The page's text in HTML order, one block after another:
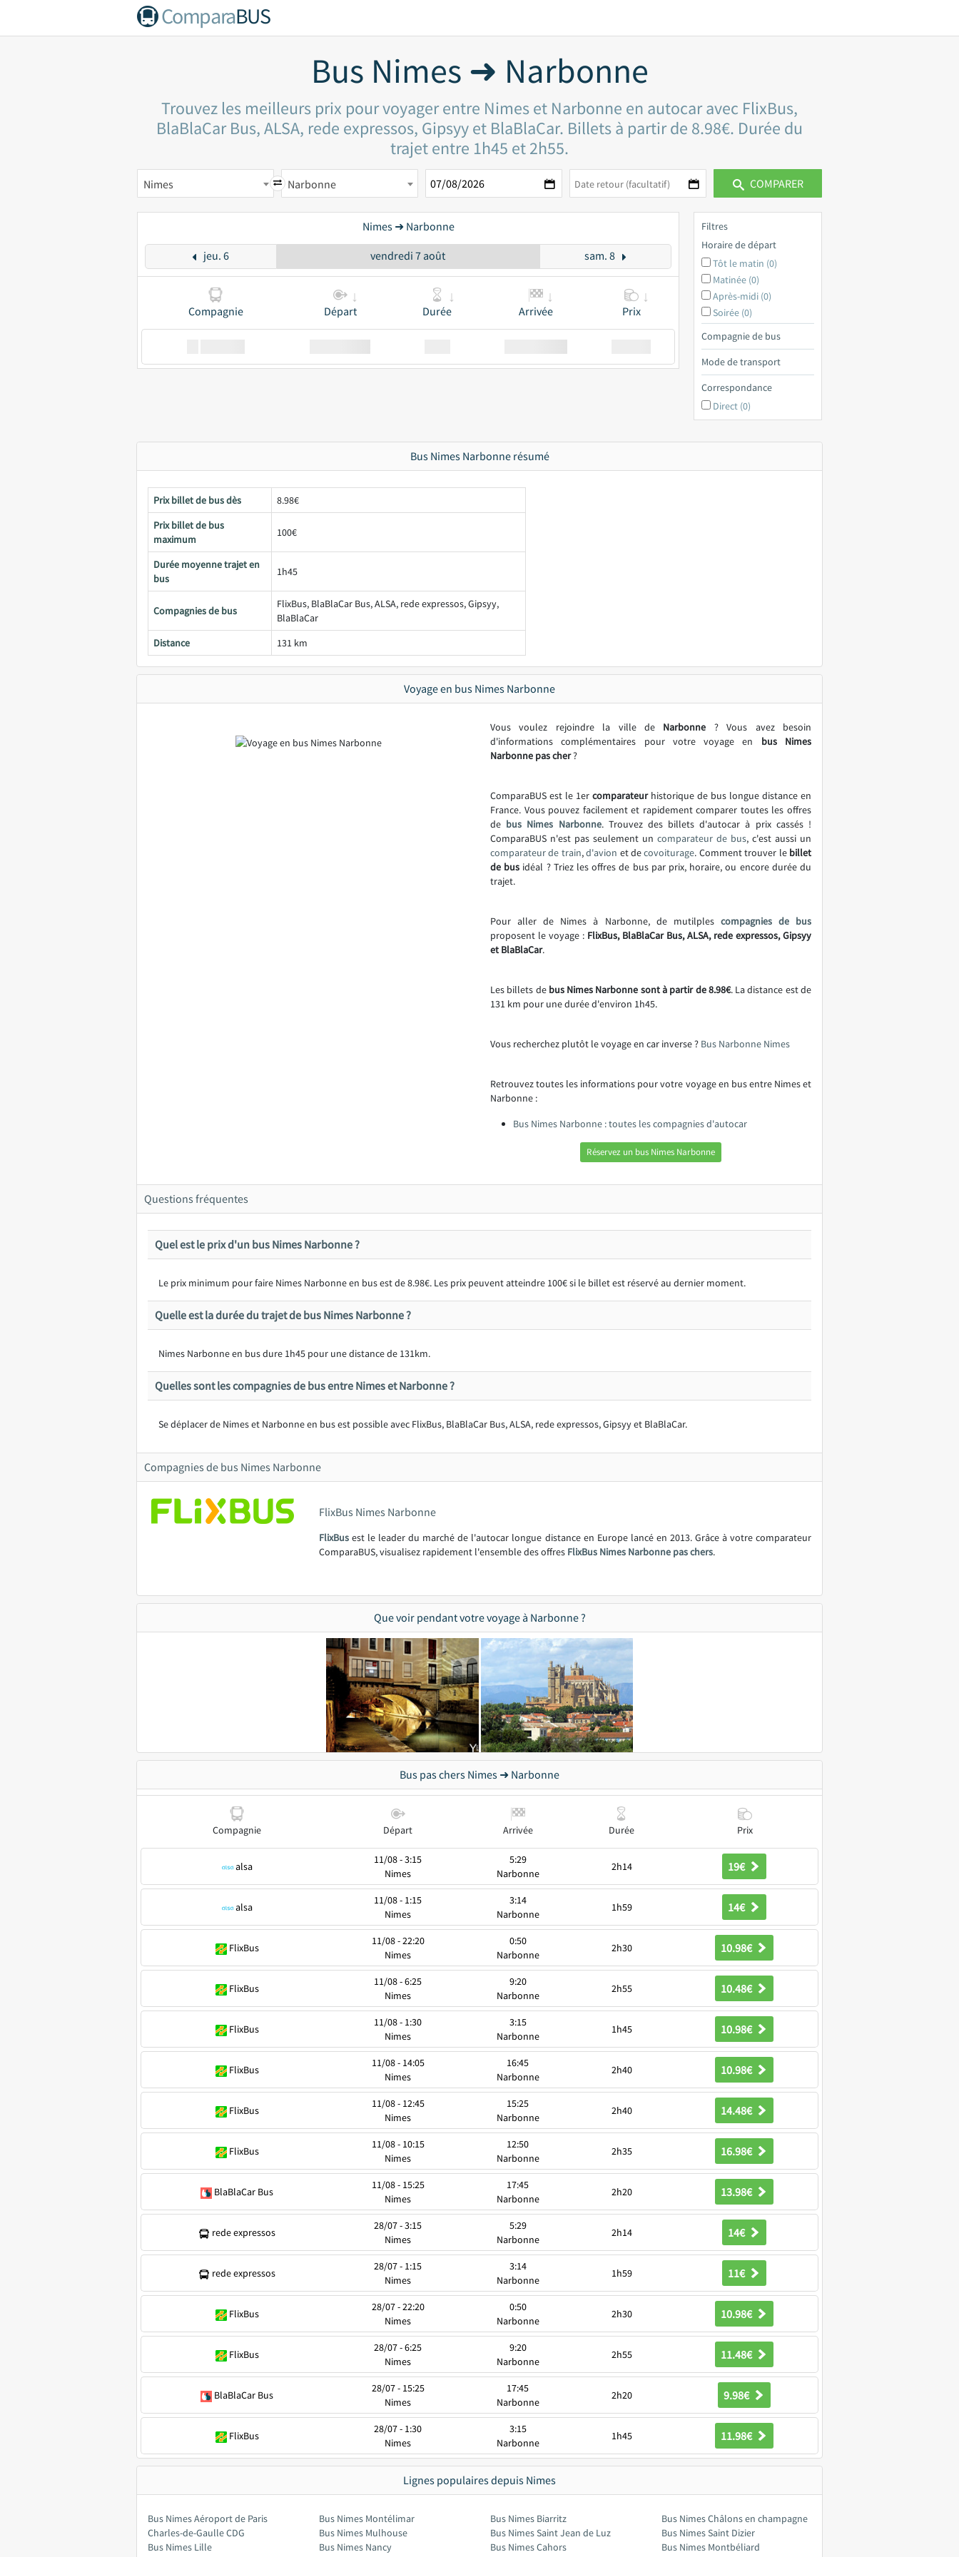
ComparaBUS
Bus Nimes ➜ Narbonne
Trouvez les meilleurs prix pour voyager entre Nimes et Narbonne en autocar avec FlixBus,
BlaBlaCar Bus, ALSA, rede expressos, Gipsyy et BlaBlaCar. Billets à partir de 8.98€. Durée du
trajet entre 1h45 et 2h55.
Nimes Narbonne COMPARER
Nimes ➜ Narbonne
jeu. 6 vendredi 7 août sam. 8
Compagnie Départ Durée Arrivée Prix
Filtres
Horaire de départ
Tôt le matin (0)
Matinée (0)
Après-midi (0)
Soirée (0)
Compagnie de bus
Mode de transport
Correspondance
Direct (0)
Bus Nimes Narbonne résumé
Prix billet de bus dès
8.98€
Prix billet de bus
maximum
100€
Durée moyenne trajet en
bus
1h45
Compagnies de bus
FlixBus, BlaBlaCar Bus, ALSA, rede expressos, Gipsyy,
BlaBlaCar
Distance
131 km
Voyage en bus Nimes Narbonne
Vous voulez rejoindre la ville de Narbonne ? Vous avez besoin
d'informations complémentaires pour votre voyage en bus Nimes
Narbonne pas cher?
ComparaBUS est le 1er comparateurhistorique de bus longue distance en
France. Vous pouvez facilement et rapidement comparer toutes les offres
de bus Nimes Narbonne. Trouvez des billets d'autocar à prix cassés !
ComparaBUS n'est pas seulement un comparateur de bus, c'est aussi un
comparateur de train,d'avion et decovoiturage. Comment trouver le billet
de bus idéal ? Triez les offres de bus par prix, horaire, ou encore durée du
trajet.
Pour aller de Nimes à Narbonne, de mutilples compagnies de bus
proposent le voyage : FlixBus, BlaBlaCar Bus, ALSA, rede expressos, Gipsyy
et BlaBlaCar.
Les billets de bus Nimes Narbonne sont à partir de 8.98€. La distance est de
131 km pour une durée d'environ 1h45.
Vous recherchez plutôt le voyage en car inverse ? Bus Narbonne Nimes
Retrouvez toutes les informations pour votre voyage en bus entre Nimes et
Narbonne :
Bus Nimes Narbonne : toutes les compagnies d'autocar
Réservez un bus Nimes Narbonne
Questions fréquentes
Quel est le prix d'un bus Nimes Narbonne ?
Le prix minimum pour faire Nimes Narbonne en bus est de 8.98€. Les prix peuvent atteindre 100€ si le billet est réservé au dernier moment.
Quelle est la durée du trajet de bus Nimes Narbonne ?
Nimes Narbonne en bus dure 1h45 pour une distance de 131km.
Quelles sont les compagnies de bus entre Nimes et Narbonne ?
Se déplacer de Nimes et Narbonne en bus est possible avec FlixBus, BlaBlaCar Bus, ALSA, rede expressos, Gipsyy et BlaBlaCar.
Compagnies de bus Nimes Narbonne
FlixBus Nimes Narbonne
FlixBus est le leader du marché de l'autocar longue distance en Europe lancé en 2013. Grâce à votre comparateur
ComparaBUS, visualisez rapidement l'ensemble des offres FlixBus Nimes Narbonne pas chers.
Que voir pendant votre voyage à Narbonne ?
Bus pas chers Nimes ➜ Narbonne
Compagnie Départ Arrivée Durée Prix
alsa
11/08 - 3:15
Nimes
5:29
Narbonne
2h14 19€
alsa
11/08 - 1:15
Nimes
3:14
Narbonne
1h59 14€
FlixBus
11/08 - 22:20
Nimes
0:50
Narbonne
2h30 10.98€
FlixBus
11/08 - 6:25
Nimes
9:20
Narbonne
2h55 10.48€
FlixBus
11/08 - 1:30
Nimes
3:15
Narbonne
1h45 10.98€
FlixBus
11/08 - 14:05
Nimes
16:45
Narbonne
2h40 10.98€
FlixBus
11/08 - 12:45
Nimes
15:25
Narbonne
2h40 14.48€
FlixBus
11/08 - 10:15
Nimes
12:50
Narbonne
2h35 16.98€
BlaBlaCar Bus
11/08 - 15:25
Nimes
17:45
Narbonne
2h20 13.98€
rede expressos
28/07 - 3:15
Nimes
5:29
Narbonne
2h14 14€
rede expressos
28/07 - 1:15
Nimes
3:14
Narbonne
1h59 11€
FlixBus
28/07 - 22:20
Nimes
0:50
Narbonne
2h30 10.98€
FlixBus
28/07 - 6:25
Nimes
9:20
Narbonne
2h55 11.48€
BlaBlaCar Bus
28/07 - 15:25
Nimes
17:45
Narbonne
2h20 9.98€
FlixBus
28/07 - 1:30
Nimes
3:15
Narbonne
1h45 11.98€
Lignes populaires depuis Nimes
Bus Nimes Aéroport de Paris
Charles-de-Gaulle CDG
Bus Nimes Lille
Bus Nimes Montélimar
Bus Nimes Mulhouse
Bus Nimes Nancy
Bus Nimes Biarritz
Bus Nimes Saint Jean de Luz
Bus Nimes Cahors
Bus Nimes Châlons en champagne
Bus Nimes Saint Dizier
Bus Nimes Montbéliard